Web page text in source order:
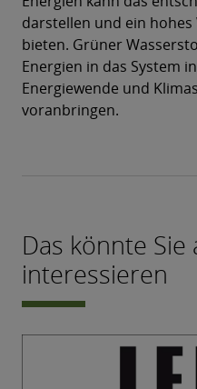
darstellen und ein
bieten. Grüner
Energien in das System
Energiewende und
voranbringen.
Das könnte Sie
interessieren